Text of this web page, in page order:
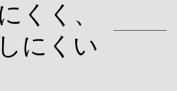
くく、
にくい